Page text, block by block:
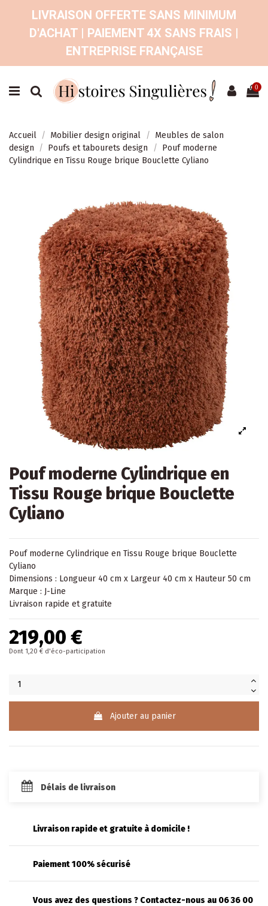
LIVRAISON OFFERTE SANS MINIMUM
D'ACHAT | PAIEMENT 4X SANS FRAIS |
ENTREPRISE FRANÇAISE
0
Accueil Mobilier design original
Meubles de salon
design
Poufs et tabourets design
Pouf moderne
Cylindrique en Tissu Rouge brique Bouclette Cyliano
Pouf moderne Cylindrique en
Tissu Rouge brique Bouclette
Cyliano
Pouf moderne Cylindrique en Tissu Rouge brique Bouclette
Cyliano
Dimensions : Longueur 40 cm x Largeur 40 cm x Hauteur 50 cm
Marque : J-Line
Livraison rapide et gratuite
219,00 €
Dont 1,20 € d'éco-participation
Ajouter au panier
Délais de livraison
Livraison rapide et gratuite à domicile !
Paiement 100% sécurisé
Vous avez des questions ? Contactez-nous au 06 36 00